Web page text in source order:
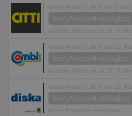
letzte Aktion 3,99 € vor 2
kein Angebot verfügbar
nächste Aktion in ca. 8 - 9
letzte Aktion 3,99 € vor 12
kein Angebot verfügbar
nächste Aktion in ca. 5 - 6
letzte Aktion 3,99 € vor 16
kein Angebot verfügbar
keine Prognose verfügbar